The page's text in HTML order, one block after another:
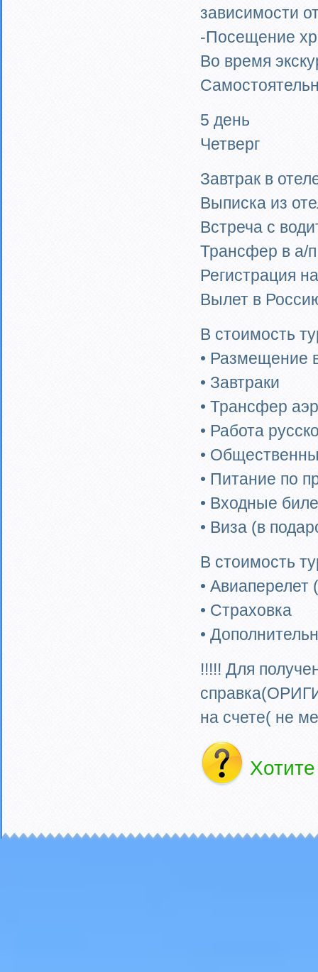
зависимости
-Посещение
Во время
5 день
Четверг
Завтрак в
Выписка из
Встреча с
Трансфер в а/
Регистрация
Вылет в
В стоимость
• Размещение
• Завтраки
• Трансфер
• Работа
•
• Питание по
• Входные
• Виза (в
В стоимость
• Авиаперелет
• Страховка
•
!!!!! Для
на счете( не